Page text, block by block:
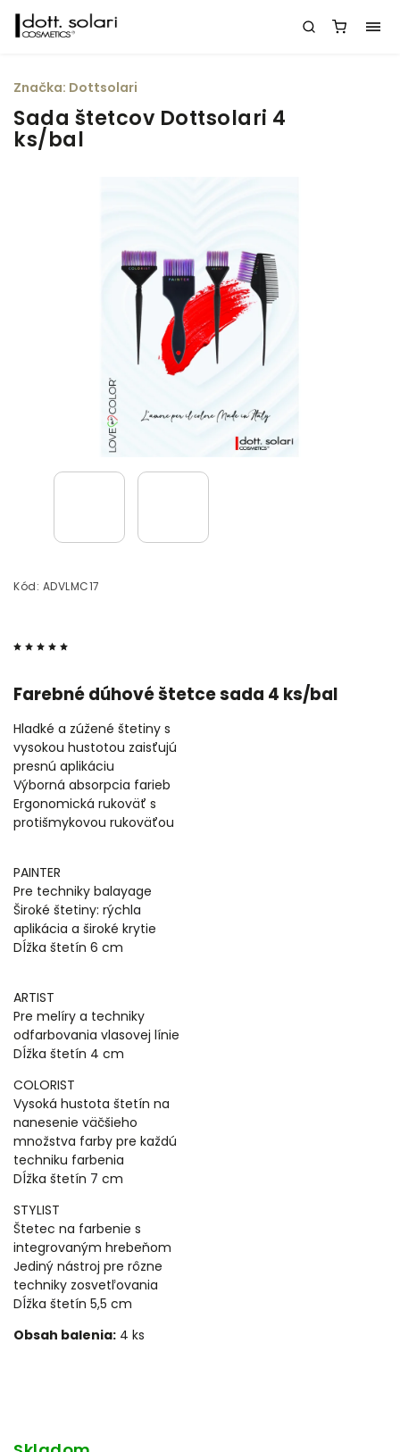
Sada štetcov Dottsolari 4
ks/bal
Kód: ADVLMC17
Farebné dúhové štetce sada 4 ks/bal
Hladké a zúžené štetiny s
vysokou hustotou zaisťujú
presnú aplikáciu
Výborná absorpcia farieb
Ergonomická rukoväť s
protišmykovou rukoväťou
PAINTER
Pre techniky balayage
Široké štetiny: rýchla
aplikácia a široké krytie
Dĺžka štetín 6 cm
ARTIST
Pre melíry a techniky
odfarbovania vlasovej línie
Dĺžka štetín 4 cm
COLORIST
Vysoká hustota štetín na
nanesenie väčšieho
množstva farby pre každú
techniku farbenia
Dĺžka štetín 7 cm
STYLIST
Štetec na farbenie s
integrovaným hrebeňom
Jediný nástroj pre rôzne
techniky zosvetľovania
Dĺžka štetín 5,5 cm
Obsah balenia: 4 ks
Značka: Dottsolari